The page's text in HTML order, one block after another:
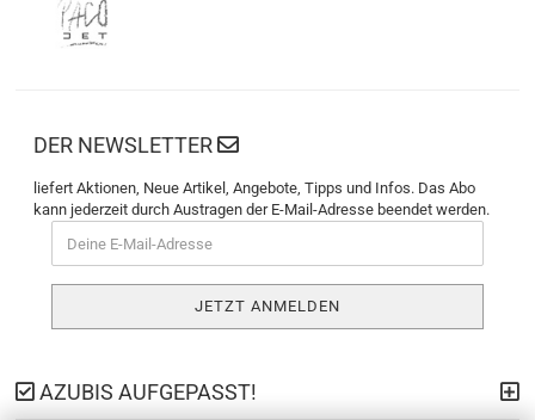
DER NEWSLETTER
liefert Aktionen, Neue Artikel, Angebote, Tipps und Infos. Das Abo
kann jederzeit durch Austragen der E-Mail-Adresse beendet werden.
AZUBIS AUFGEPASST!